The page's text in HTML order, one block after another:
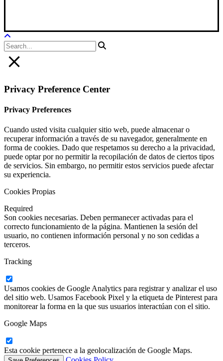
Privacy Preference Center
Privacy Preferences
Cuando usted visita cualquier sitio web, puede almacenar o
recuperar información a través de su navegador, generalmente en
forma de cookies. Dado que respetamos su derecho a la privacidad,
puede optar por no permitir la recopilación de datos de ciertos tipos
de servicios. Sin embargo, no permitir estos servicios puede afectar
su experiencia.
Cookies Propias
Required
Son cookies necesarias. Deben permanecer activadas para el
correcto funcionamiento de la página. Mantienen la sesión del
usuario, no contienen información personal y no son cedidas a
terceros.
Tracking
Usamos cookies de Google Analytics para registrar y analizar el uso
del sitio web. Usamos Facebook Pixel y la etiqueta de Pinterest para
monitorear la forma en la que sus usuarios interactúan con el sitio.
Google Maps
Esta cookie pertenece a la geolocalización de Google Maps.